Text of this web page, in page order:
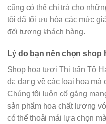
cũng có thể chi trả cho
tôi đã tối ưu hóa các mức
đối tượng khách hàng.
Lý do bạn nên chọn shop
Shop hoa tươi Thị trấn Tô
đa dạng về các loại hoa
Chúng tôi luôn cố gắng
sản phẩm hoa chất lượng
có thể thoải mái lựa chọn